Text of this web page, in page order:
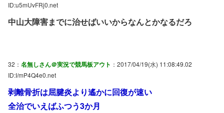
ID:u5mUvFRj0.net
中山大障害までに治せばいいからなんとかなるだろ
32： 名無しさん＠実況で競馬板アウト ：2017/04/19(水) 11:08:49.02
ID:I/mP4Q4e0.net
剥離骨折は屈腱炎より遙かに回復が速い
全治でいえばふつう3か月